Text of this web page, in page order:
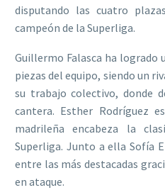
disputando las cuatro
campeón de la Superliga.
Guillermo Falasca ha logrado
piezas del equipo, siendo un
su trabajo colectivo, donde
cantera. Esther Rodríguez
madrileña encabeza la
Superliga. Junto a ella Sofía
entre las más destacadas
en ataque.